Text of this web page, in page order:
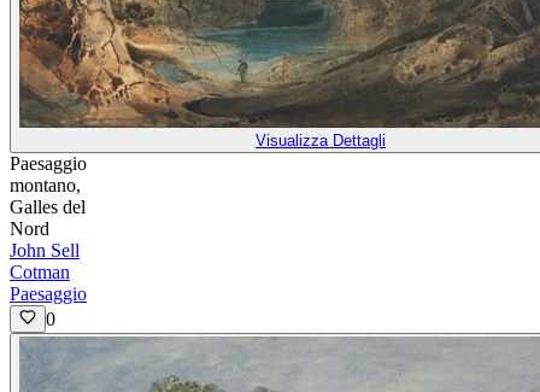
Visualizza Dettagli
Paesaggio
montano,
Galles del
Nord
John Sell
Cotman
Paesaggio
0